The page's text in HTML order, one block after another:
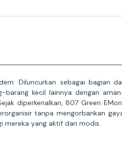
Diluncurkan sebagai bagian
kecil lainnya dengan
diperkenalkan, 807 Green
tanpa mengorbankan
mereka yang aktif dan modis.